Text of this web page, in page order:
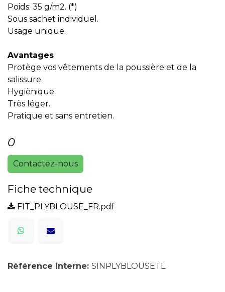
Poids: 35 g/m2. (*)
Sous sachet individuel.
Usage unique.
Avantages
Protège vos vêtements de la poussière et de la
salissure.
Hygiènique.
Très léger.
Pratique et sans entretien.
0
Contactez-nous
Fiche technique
FIT_PLYBLOUSE_FR.pdf
Référence interne: SINPLYBLOUSETL